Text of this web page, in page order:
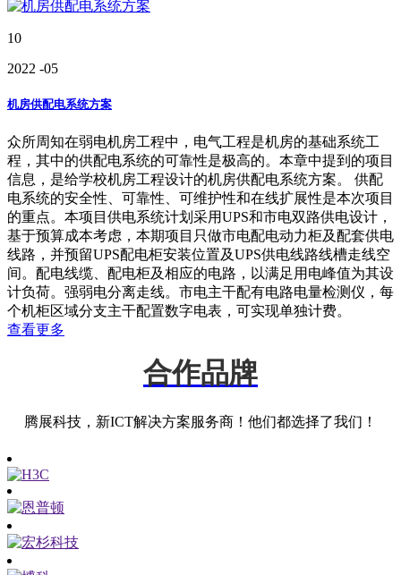
10
2022 -05
机房供配电系统方案
众所周知在弱电机房工程中，电气工程是机房的基础系统工
程，其中的供配电系统的可靠性是极高的。本章中提到的项目
信息，是给学校机房工程设计的机房供配电系统方案。 供配
电系统的安全性、可靠性、可维护性和在线扩展性是本次项目
的重点。本项目供电系统计划采用UPS和市电双路供电设计，
基于预算成本考虑，本期项目只做市电配电动力柜及配套供电
线路，并预留UPS配电柜安装位置及UPS供电线路线槽走线空
间。配电线缆、配电柜及相应的电路，以满足用电峰值为其设
计负荷。强弱电分离走线。市电主干配有电路电量检测仪，每
个机柜区域分支主干配置数字电表，可实现单独计费。
查看更多
合作品牌
腾展科技，新ICT解决方案服务商！他们都选择了我们！